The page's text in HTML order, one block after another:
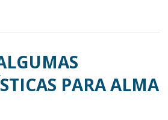
PARA ALMA